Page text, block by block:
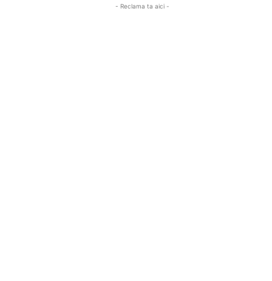
- Reclama ta aici -